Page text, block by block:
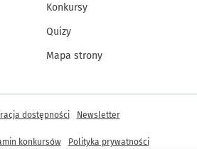
Konkursy
Quizy
Mapa strony
dostępności Newsletter
konkursów Polityka prywatności